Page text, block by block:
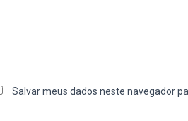
Salvar meus dados neste navegador